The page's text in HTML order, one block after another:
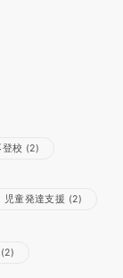
登校 (2)
児童発達支援 (2)
(2)